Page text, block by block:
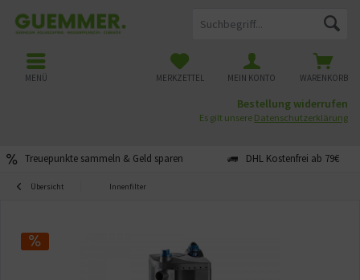
Treuepunkte sammeln & Geld sparen DHL Kostenfrei ab 79€
WARENKORB
MERKZETTEL MEIN KONTO
MENÜ
Bestellung widerrufen
Es gilt unsere Datenschutzerklärung
Übersicht Innenfilter